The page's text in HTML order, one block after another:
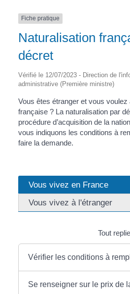
Fiche pratique
Naturalisation
décret
Vérifié le 12/07/2023 - Direction de
administrative (Première ministre)
Vous êtes étranger et vous voulez
française ? La naturalisation par
procédure d’acquisition de la
vous indiquons les conditions à
faire la demande.
Vous vivez en France
Vous vivez à l'étranger
Tout
Vérifier les conditions à
Se renseigner sur le prix de